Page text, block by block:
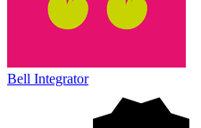
Bell Integrator